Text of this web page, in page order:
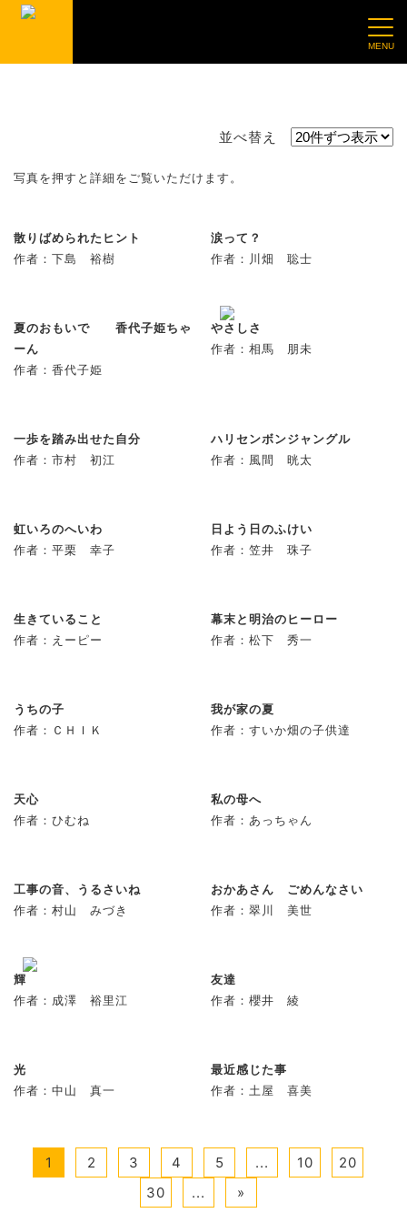
並べ替え
写真を押すと詳細をご覧いただけます。
散りばめられたヒント
作者：下島 裕樹
涙って？
作者：川畑 聡士
夏のおもいで 香代子姫ちゃ
ーん
作者：香代子姫
やさしさ
作者：相馬 朋未
一歩を踏み出せた自分
作者：市村 初江
ハリセンボンジャングル
作者：風間 晄太
虹いろのへいわ
作者：平栗 幸子
日よう日のふけい
作者：笠井 珠子
生きていること
作者：えーピー
幕末と明治のヒーロー
作者：松下 秀一
うちの子
作者：ＣＨＩＫ
我が家の夏
作者：すいか畑の子供達
天心
作者：ひむね
私の母へ
作者：あっちゃん
工事の音、うるさいね
作者：村山 みづき
おかあさん ごめんなさい
作者：翠川 美世
輝
作者：成澤 裕里江
友達
作者：櫻井 綾
光
作者：中山 真一
最近感じた事
作者：土屋 喜美
1 2 3 4 5 ... 10
20
30
... »